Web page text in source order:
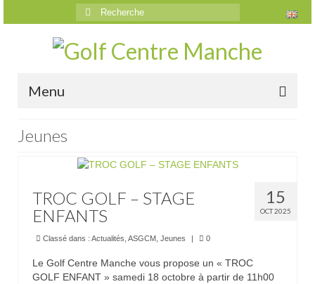
Rechercher
:
Menu
Parcours
Vidéos trou par trou
Trou n°1
Jeunes
15
OCT 2025
TROC GOLF – STAGE
ENFANTS
Classé dans : Actualités ASGCM Jeunes | 0
Le Golf Centre Manche vous propose un « TROC
GOLF ENFANT » samedi 18 octobre à partir de 11h00